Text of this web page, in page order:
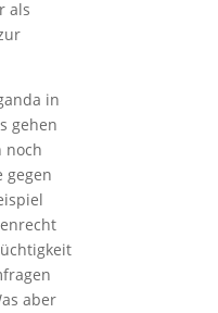
als
in
gehen
noch
gegen
aber